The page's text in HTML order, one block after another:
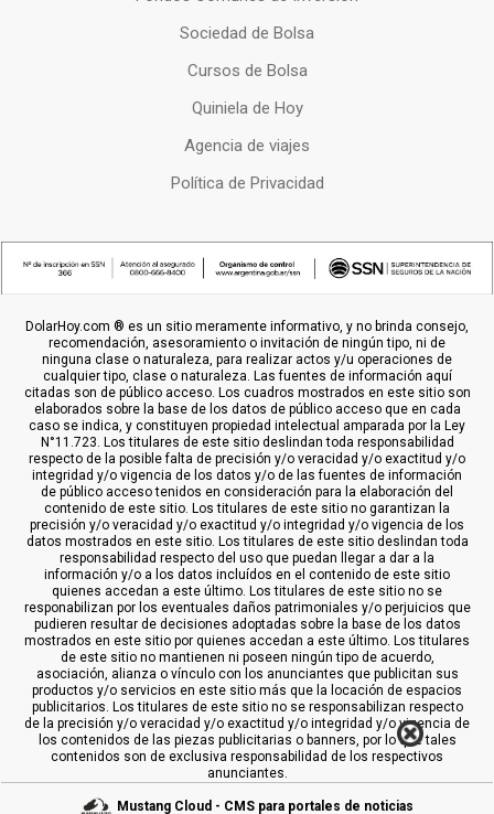
Sociedad de Bolsa
Cursos de Bolsa
Quiniela de Hoy
Agencia de viajes
Política de Privacidad
DolarHoy.com ® es un sitio meramente informativo, y no brinda consejo,
recomendación, asesoramiento o invitación de ningún tipo, ni de
ninguna clase o naturaleza, para realizar actos y/u operaciones de
cualquier tipo, clase o naturaleza. Las fuentes de información aquí
citadas son de público acceso. Los cuadros mostrados en este sitio son
elaborados sobre la base de los datos de público acceso que en cada
caso se indica, y constituyen propiedad intelectual amparada por la Ley
N°11.723. Los titulares de este sitio deslindan toda responsabilidad
respecto de la posible falta de precisión y/o veracidad y/o exactitud y/o
integridad y/o vigencia de los datos y/o de las fuentes de información
de público acceso tenidos en consideración para la elaboración del
contenido de este sitio. Los titulares de este sitio no garantizan la
precisión y/o veracidad y/o exactitud y/o integridad y/o vigencia de los
datos mostrados en este sitio. Los titulares de este sitio deslindan toda
responsabilidad respecto del uso que puedan llegar a dar a la
información y/o a los datos incluídos en el contenido de este sitio
quienes accedan a este último. Los titulares de este sitio no se
responabilizan por los eventuales daños patrimoniales y/o perjuicios que
pudieren resultar de decisiones adoptadas sobre la base de los datos
mostrados en este sitio por quienes accedan a este último. Los titulares
de este sitio no mantienen ni poseen ningún tipo de acuerdo,
asociación, alianza o vínculo con los anunciantes que publicitan sus
productos y/o servicios en este sitio más que la locación de espacios
publicitarios. Los titulares de este sitio no se responsabilizan respecto
de la precisión y/o veracidad y/o exactitud y/o integridad y/o vigencia de
los contenidos de las piezas publicitarias o banners, por lo que tales
contenidos son de exclusiva responsabilidad de los respectivos
anunciantes.
Mustang Cloud - CMS para portales de noticias